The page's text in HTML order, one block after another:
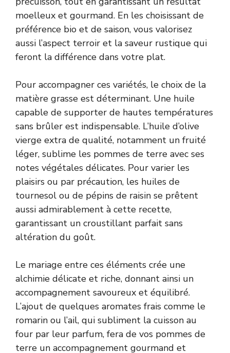
moelleux et gourmand. En les choisissant de
préférence bio et de saison, vous valorisez
aussi l’aspect terroir et la saveur rustique qui
feront la différence dans votre plat.
Pour accompagner ces variétés, le choix de la
matière grasse est déterminant. Une huile
capable de supporter de hautes températures
sans brûler est indispensable. L’huile d’olive
vierge extra de qualité, notamment un fruité
léger, sublime les pommes de terre avec ses
notes végétales délicates. Pour varier les
plaisirs ou par précaution, les huiles de
tournesol ou de pépins de raisin se prêtent
aussi admirablement à cette recette,
garantissant un croustillant parfait sans
altération du goût.
Le mariage entre ces éléments crée une
alchimie délicate et riche, donnant ainsi un
accompagnement savoureux et équilibré.
L’ajout de quelques aromates frais comme le
romarin ou l’ail, qui subliment la cuisson au
four par leur parfum, fera de vos pommes de
terre un accompagnement gourmand et